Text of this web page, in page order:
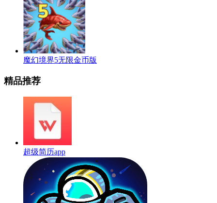
魔幻境界5无限金币版
精品推荐
超级简历app